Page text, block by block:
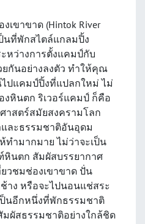
ขาขาด (Hintok River
ป็นที่พักสไตล์แกลมปิ้ง
หว่างการตั้งแคมป์กับ
ยกันอย่างลงตัว ทำให้คุณ
ปแคมป์ปิ้งที่แปลกใหม่ ไม่
งหินตก ริเวอร์แคมป์ ก็คือ
าสตร์สมัยสงครามโลก
และธรรมชาติอันอุดม
ำมากมาย ไม่ว่าจะเป็น
นตก สัมผัสบรรยากาศ
วชมช่องเขาขาด ปั่น
าง หรือจะไปนอนแช่สระ
นอีกหนึ่งที่พักธรรมชาติ
ผัสธรรมชาติอย่างใกล้ชิด